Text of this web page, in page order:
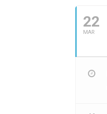
22
MAR